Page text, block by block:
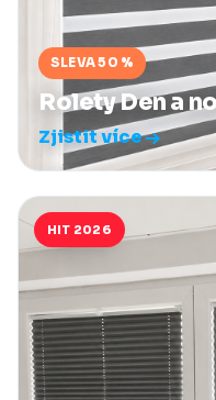
SLEVA 50 %
Rolety Den a
Zjistit více
HIT 2026